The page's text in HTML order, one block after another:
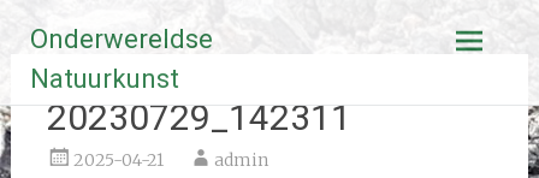
naar
inhoud
Onderwereldse
Natuurkunst
20230729_142311
2025-04-21 admin